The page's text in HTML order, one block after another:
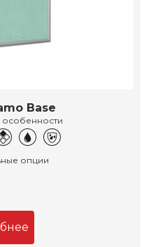
Base
особенности
опции